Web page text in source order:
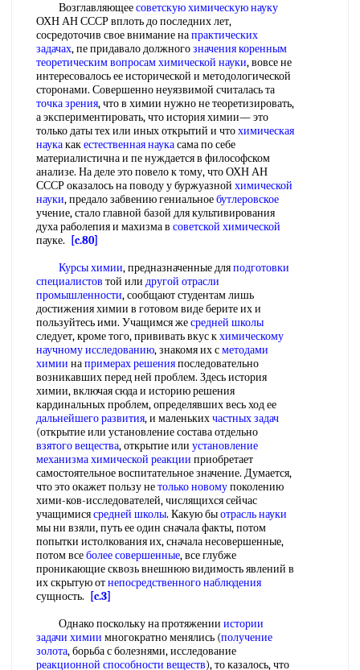
Возглавляющеесоветскую химическую науку
ОХН АН СССР вплоть до последних лет,
сосредоточив свое внимание напрактических
задачах, пе придавало должногозначения коренным
теоретическим вопросамхимической науки, вовсе не
интересовалось ее исторической и методологической
сторонами. Совершенно неуязвимой считалась та
точка зрения, что в химии нужно не теоретизировать,
а экспериментировать, что история химии— это
только даты тех или иных открытий и чтохимическая
наукакакестественная наукасама по себе
материалистична и пе нуждается в философском
анализе. На деле это повело к тому, что ОХН АН
СССР оказалось на поводу у буржуазной химической
науки, предало забвению гениальноебутлеровское
учение, стало главной базой для культивирования
духа раболепия и махизма в советской химической
пауке.
[c.80]
Курсы химии, предназначенные дляподготовки
специалистов той или другой отрасли
промышленности, сообщают студентам лишь
достижения химии в готовом виде берите их и
пользуйтесь ими. Учащимся жесредней школы
следует, кроме того, прививать вкус кхимическому
научному исследованию, знакомя их сметодами
химии напримерах решенияпоследовательно
возникавших перед ней проблем. Здесь история
химии, включая сюда и историю решения
кардинальных проблем, определявших весь ход ее
дальнейшего развития, и маленькихчастных задач
(открытие или установление состава отдельно
взятого вещества, открытие или установление
механизма химической реакции приобретает
самостоятельное воспитательное значение. Думается,
что это окажет пользу нетолько новомупоколению
хими-ков-исследователей, числящихся сейчас
учащимисясредней школы. Какую быотрасль науки
мы ни взяли, путь ее один сначала факты, потом
попытки истолкования их, сначала несовершенные,
потом всеболее совершенные, все глубже
проникающие сквозь внешнюю видимость явлений в
их скрытую отнепосредственного наблюдения
сущность.
[c.3]
Однако поскольку на протяжении истории
задачи химии многократно менялись (получение
золота, борьба с болезнями, исследование
реакционной способности веществ), то казалось, что